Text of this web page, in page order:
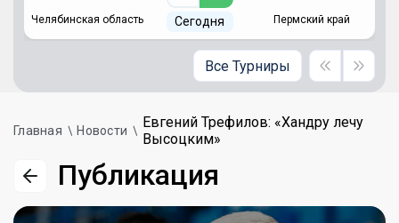
Челябинская область Сегодня Пермский край
Все Турниры
Главная Новости
Евгений Трефилов: «Хандру лечу
Высоцким»
Публикация